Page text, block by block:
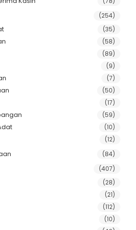
(254)
(35)
(58)
(89)
(9)
(7)
(50)
(17)
(59)
(10)
(12)
(84)
(407)
(28)
(21)
(112)
(10)